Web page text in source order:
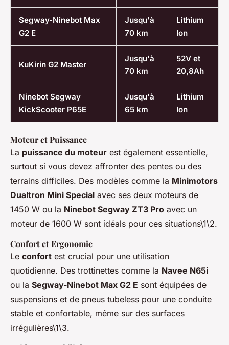
Segway-Ninebot Max
G2 E
Jusqu'à
70 km
Lithium
Ion
KuKirin G2 Master
Jusqu'à
70 km
52V et
20,8Ah
Ninebot Segway
KickScooter P65E
Jusqu'à
65 km
Lithium
Ion
Moteur et Puissance
La puissance du moteur est également essentielle,
surtout si vous devez affronter des pentes ou des
terrains difficiles. Des modèles comme la Minimotors
Dualtron Mini Special avec ses deux moteurs de
1450 W ou la Ninebot Segway ZT3 Pro avec un
moteur de 1600 W sont idéals pour ces situations\1\2.
Confort et Ergonomie
Le confort est crucial pour une utilisation
quotidienne. Des trottinettes comme la Navee N65i
ou la Segway-Ninebot Max G2 E sont équipées de
suspensions et de pneus tubeless pour une conduite
stable et confortable, même sur des surfaces
irrégulières\1\3.